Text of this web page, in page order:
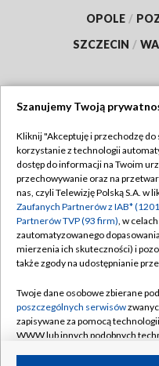
OPOLE /
SZCZECIN /
Abonament TVP
Emisja w TVP
Centrum informacji TVP
Naziemna Telewizja
Rada Programowa
System NOS
Informacje o nadawcy
Szanujemy Twoją
Kliknij "Akceptuję i przechodzę do
korzystanie z technologii
dostęp do informacji na Twoim
przechowywanie oraz na
nas, czyli Telewizję Polską S.A. w
Zaufanych Partnerów z IAB*
Partnerów TVP (93 firm), w
zautomatyzowanego
mierzenia ich skuteczności) i
także zgody na udostępnianie
Twoje dane osobowe zbierane
poszczególnych serwisów
zapisywane za pomocą
WWW lub innych podobnych